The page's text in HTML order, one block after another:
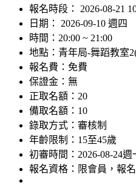
報名時段：
2026-08-21
日期：
2026-09-10 週四
時間： 20:00 ~ 21:00
地點： 青年局-舞蹈教室
報名費： 免費
保證金： 無
正取名額： 20
備取名額： 10
錄取方式： 審核制
年齡限制： 15至45歲
初審時間： 2026-08-24週
報名資格： 限會員，報